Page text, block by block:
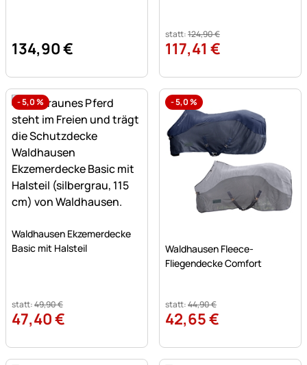
134,90€
statt:124,90€
117,41 €
-5,0%
Waldhausen Ekzemerdecke
Basic mit Halsteil
statt:49,90€
47,40€
-5,0%
Waldhausen Fleece-
Fliegendecke Comfort
statt:44,90€
42,65€